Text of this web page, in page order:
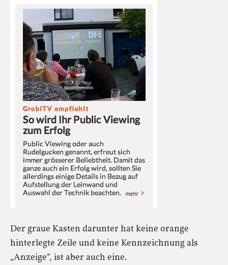
Der graue Kasten darunter hat keine orange
hinterlegte Zeile und keine Kennzeichnung als
„Anzeige“, ist aber auch eine.